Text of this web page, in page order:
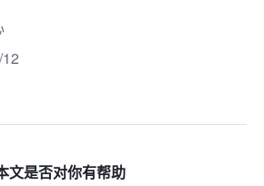
文是否对你有帮助